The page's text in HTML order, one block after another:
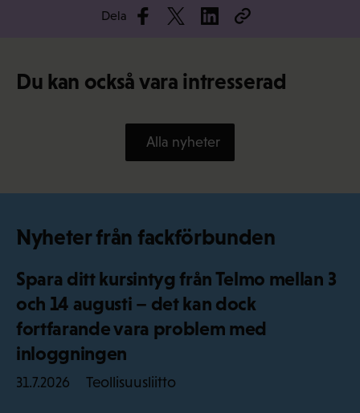
Dela
Du kan också vara intresserad
Alla nyheter
Nyheter från fackförbunden
Spara ditt kursintyg från Telmo mellan 3
och 14 augusti – det kan dock
fortfarande vara problem med
inloggningen
31.7.2026 Teollisuusliitto